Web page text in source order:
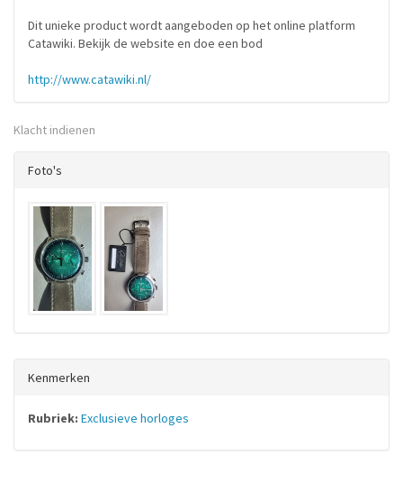
Dit unieke product wordt aangeboden op het online platform
Catawiki. Bekijk de website en doe een bod
http://www.catawiki.nl/
Klacht indienen
Foto's
Kenmerken
Rubriek: Exclusieve horloges